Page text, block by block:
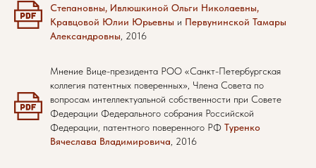
Степановны, Ивлюшкиной Ольги Николаевны,
Кравцовой Юлии Юрьевны и Первунинской Тамары
Александровны , 2016
Мнение Вице-президента РОО «Санкт-Петербургская
коллегия патентных поверенных», Члена Совета по
вопросам интеллектуальной собственности при Совете
Федерации Федерального собрания Российской
Федерации, патентного поверенного РФ Туренко
Вячеслава Владимировича , 2016